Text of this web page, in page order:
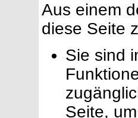
Aus einem
diese Seite
Sie sind
Seite,